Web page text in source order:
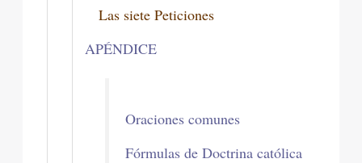
Las siete Peticiones
APÉNDICE
Oraciones comunes
Fórmulas de Doctrina católica